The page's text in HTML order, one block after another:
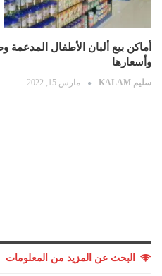
أماكن بيع ألبان الأطفال المدعمة
وأسعارها
سليم KALAM مارس 15, 2022
البحث عن المزيد من المعلومات